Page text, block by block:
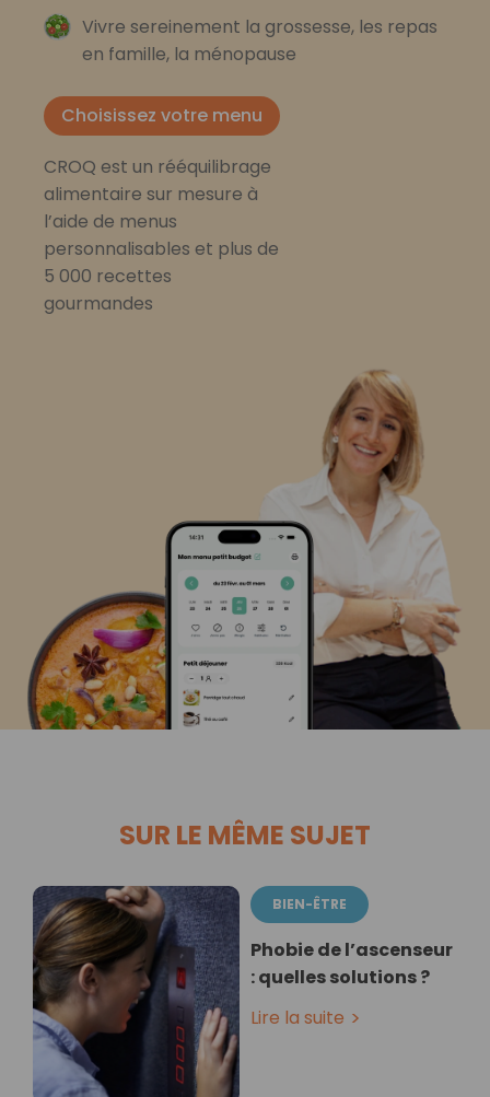
Vivre sereinement la grossesse, les repas
en famille, la ménopause
Choisissez votre menu
CROQ est un rééquilibrage
alimentaire sur mesure à
l’aide de menus
personnalisables et plus de
5 000 recettes
gourmandes
SUR LE MÊME SUJET
BIEN-ÊTRE
Phobie de l’ascenseur
: quelles solutions ?
Lire la suite